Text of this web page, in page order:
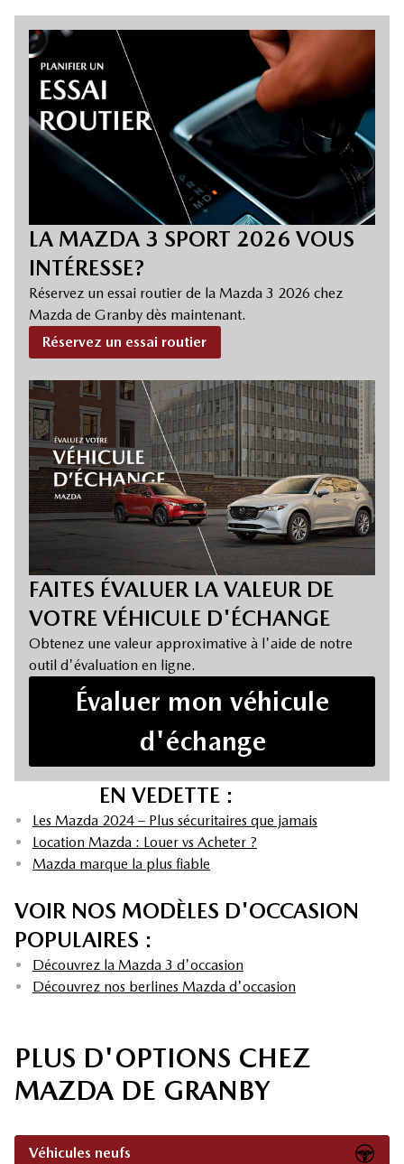
LA MAZDA 3 SPORT 2026 VOUS
INTÉRESSE?
Réservez un essai routier de la Mazda 3 2026 chez
Mazda de Granby dès maintenant.
Réservez un essai routier
FAITES ÉVALUER LA VALEUR DE
VOTRE VÉHICULE D'ÉCHANGE
Obtenez une valeur approximative à l'aide de notre
outil d'évaluation en ligne.
Évaluer mon véhicule
d'échange
EN VEDETTE :
•
Les Mazda 2024 – Plus sécuritaires que jamais
•
Location Mazda : Louer vs Acheter ?
•
Mazda marque la plus fiable
VOIR NOS MODÈLES D'OCCASION
POPULAIRES :
•
Découvrez la Mazda 3 d'occasion
•
Découvrez nos berlines Mazda d'occasion
PLUS D'OPTIONS CHEZ
MAZDA DE GRANBY
Véhicules neufs